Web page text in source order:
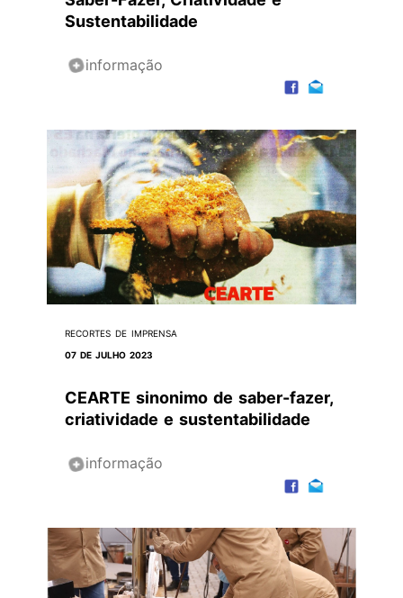
Sustentabilidade
informação
RECORTES DE IMPRENSA
07 DE JULHO 2023
CEARTE sinonimo de saber-fazer,
criatividade e sustentabilidade
informação